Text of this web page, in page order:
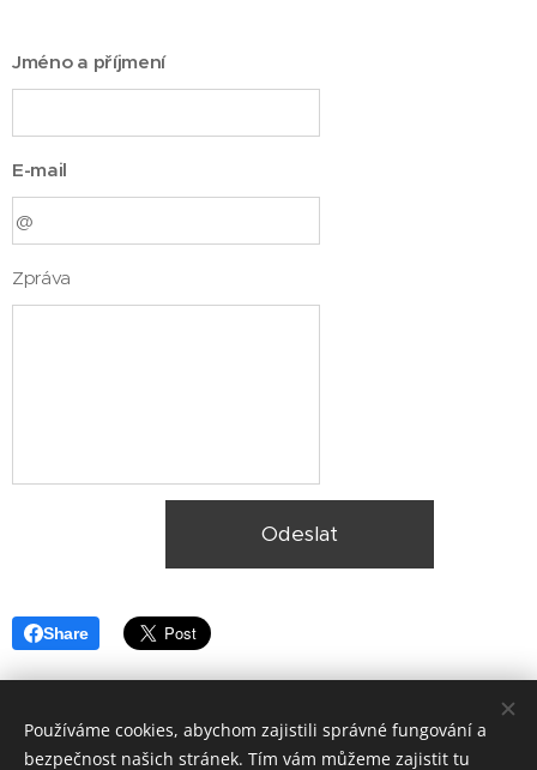
Jméno a příjmení
E-mail
Zpráva
Odeslat
Share
Používáme cookies, abychom zajistili správné fungování a
bezpečnost našich stránek. Tím vám můžeme zajistit tu